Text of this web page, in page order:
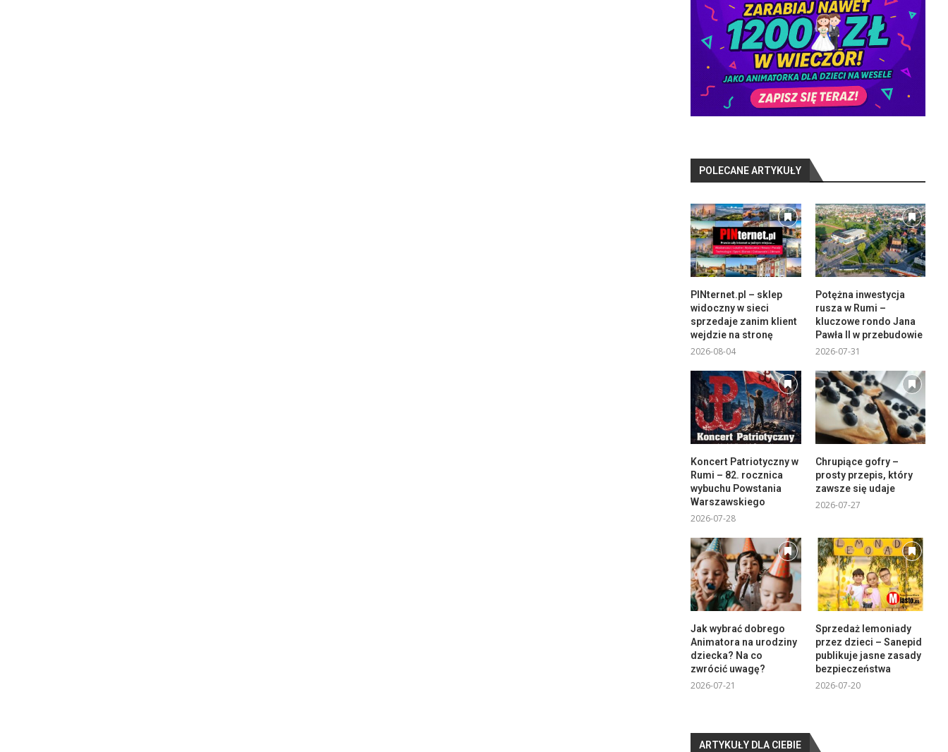
POLECANE ARTYKUŁY
PINternet.pl – sklep
widoczny w sieci
sprzedaje zanim klient
wejdzie na stronę
2026-08-04
Potężna inwestycja
rusza w Rumi –
kluczowe rondo Jana
Pawła II w przebudowie
2026-07-31
Koncert Patriotyczny w
Rumi – 82. rocznica
wybuchu Powstania
Warszawskiego
2026-07-28
Chrupiące gofry –
prosty przepis, który
zawsze się udaje
2026-07-27
Jak wybrać dobrego
Animatora na urodziny
dziecka? Na co
zwrócić uwagę?
2026-07-21
Sprzedaż lemoniady
przez dzieci – Sanepid
publikuje jasne zasady
bezpieczeństwa
2026-07-20
ARTYKUŁY DLA CIEBIE